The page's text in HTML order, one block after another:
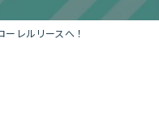
レルリースへ！